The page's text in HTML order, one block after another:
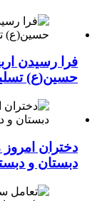
فرا رسیدن
حسین(ع)
دختران
دبستان و